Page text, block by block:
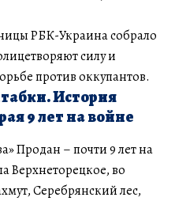
РБК-Украина собрало
силу и
против оккупантов.
История
9 лет на войне
Продан – почти 9 лет на
Верхнеторецкое, во
Серебрянский лес,